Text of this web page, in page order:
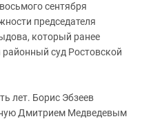
сентября
председателя
который ранее
суд Ростовской
лет. Борис Эбзеев
Дмитрием Медведевым